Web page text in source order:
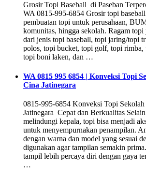
Grosir Topi Baseball di Paseban
WA 0815-995-6854 Grosir topi
pembuatan topi untuk perusahaan,
komunitas, hingga sekolah. Ragam
dari jenis topi baseball, topi jaring/topi
polos, topi bucket, topi golf, topi rimba,
topi boni laken, dan …
WA 0815 995 6854 | Konveksi Topi
Cina Jatinegara
0815-995-6854 Konveksi Topi
Jatinegara Cepat dan Berkualitas
melindungi kepala, topi bisa menjadi
untuk menyempurnakan penampilan.
dengan warna dan model yang sesuai
digunakan agar tampilan semakin
tampil lebih percaya diri dengan gaya
…